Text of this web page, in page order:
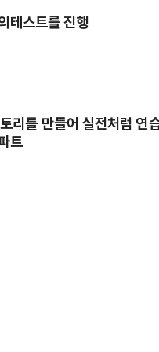
테스트를 진행
를 만들어 실전처럼 연
트